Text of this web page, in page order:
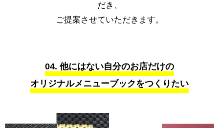
だき、
ご提案させていただきます。
04. 他にはない自分のお店だけの
オリジナルメニューブックをつくりたい